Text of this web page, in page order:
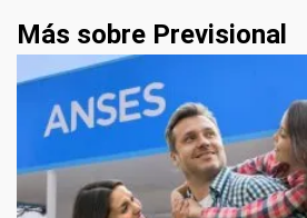
Más sobre Previsional